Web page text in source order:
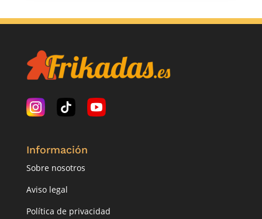
Información
Sobre nosotros
Aviso legal
Política de privacidad